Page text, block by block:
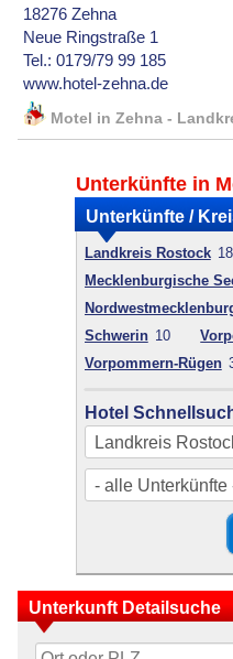
18276 Zehna
Neue Ringstraße 1
Tel.: 0179/79 99 185
www.hotel-zehna.de
Motel in Zehna -
Unterkünfte in
Unterkünfte /
Landkreis Rostock 18
Mecklenburgische
Schwerin 10
Vorpommern-Rügen
Hotel
Unterkunft Detailsuche